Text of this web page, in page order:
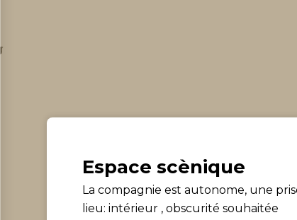
Espace scènique
La compagnie est autonome, une
lieu: intérieur , obscurité souhaitée